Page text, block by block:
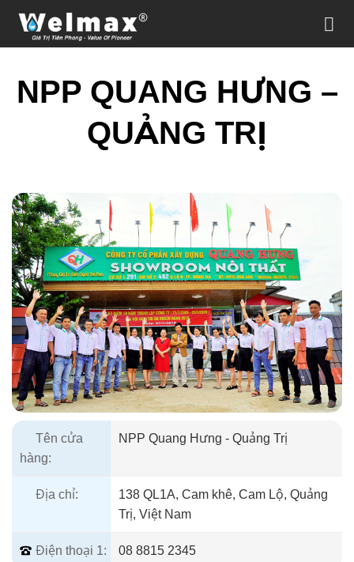
nội
NPP QUANG HƯNG –
QUẢNG TRỊ
Tên cửa
hàng:
NPP Quang Hưng - Quảng Trị
Địa chỉ:
138 QL1A, Cam khê, Cam Lộ, Quảng
Trị, Việt Nam
Điện thoại 1: 08 8815 2345